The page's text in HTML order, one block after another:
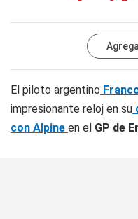
El piloto argentino
impresionante reloj en su
con Alpine en el GP de